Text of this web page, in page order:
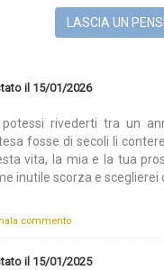
LASCIA UN
il 15/01/2026
rivederti tra un
fosse di secoli li
vita, la mia e la tua
inutile scorza e sceglierei
commento
il 15/01/2025